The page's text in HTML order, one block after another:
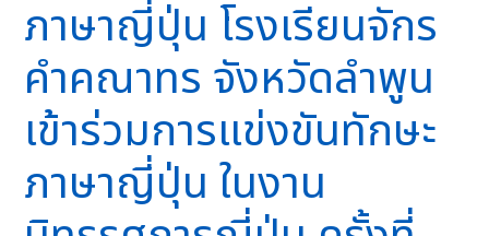
ภาษาญี่ปุ่น โรงเรียนจักร
คำคณาทร จังหวัดลำพูน
เข้าร่วมการแข่งขันทักษะ
ภาษาญี่ปุ่น ในงาน